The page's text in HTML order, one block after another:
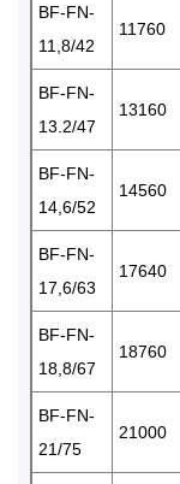
BF-FN-
11,8/42
11760
BF-FN-
13.2/47
13160
BF-FN-
14,6/52
14560
BF-FN-
17,6/63
17640
BF-FN-
18,8/67
18760
BF-FN-
21/75
21000